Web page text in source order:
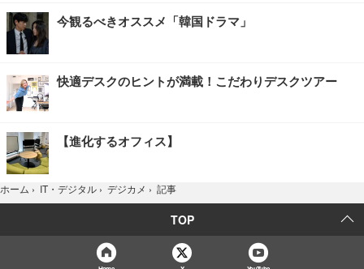
今観るべきオススメ「韓国ドラマ」
快適デスクのヒントが満載！こだわりデスクツアー
【進化するオフィス】
ホーム › IT・デジタル › デジカメ › 記事
TOP